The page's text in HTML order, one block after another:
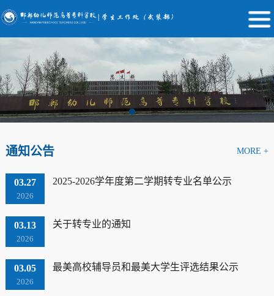
通知公告 MORE +
03.27
2026
2025-2026学年度第二学期转专业名单公示
03.13
2026
关于转专业的通知
03.05
2026
最美高校辅导员和最美大学生评选结果公示